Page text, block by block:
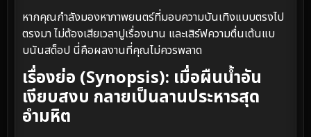
หากคุณกำลังมองหาภาพยนตร์ที่มอบความบันเทิงแบบตรงไป
ตรงมา ไม่ต้องเสียเวลาปูเรื่องนาน และเสิร์ฟความตื่นเต้นแบ
บนันสต็อป นี่คือผลงานที่คุณไม่ควรพลาด
เรื่องย่อ (Synopsis): เมื่อผืนน้ำอัน
เงียบสงบ กลายเป็นลานประหารสุด
อำมหิต